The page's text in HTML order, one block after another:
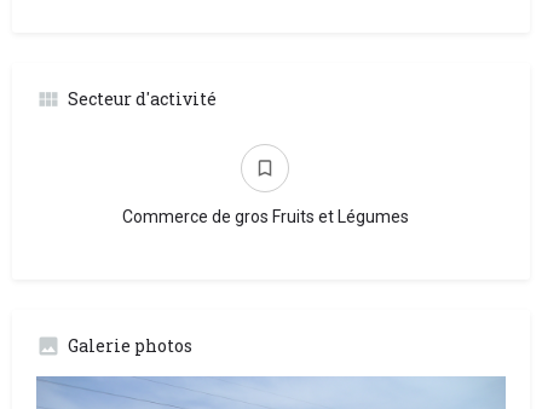
Secteur d'activité
Commerce de gros Fruits et Légumes
Galerie photos